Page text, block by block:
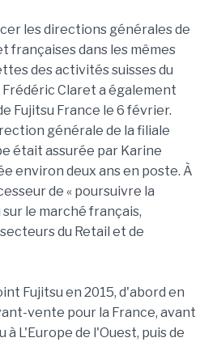
les directions générales de
françaises dans les mêmes
des activités suisses du
Claret a également
Fujitsu France le 6 février.
générale de la filiale
était assurée par Karine
environ deux ans en poste. À
de « poursuivre la
le marché français,
du Retail et de
Fujitsu en 2015, d'abord en
vente pour la France, avant
L'Europe de l'Ouest, puis de